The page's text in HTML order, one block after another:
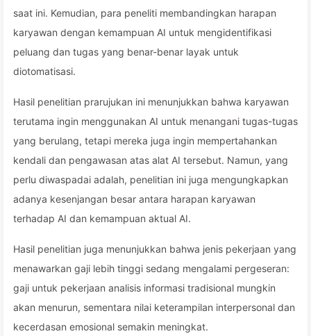
saat ini. Kemudian, para peneliti membandingkan harapan
karyawan dengan kemampuan AI untuk mengidentifikasi
peluang dan tugas yang benar-benar layak untuk
diotomatisasi.
Hasil penelitian prarujukan ini menunjukkan bahwa karyawan
terutama ingin menggunakan AI untuk menangani tugas-tugas
yang berulang, tetapi mereka juga ingin mempertahankan
kendali dan pengawasan atas alat AI tersebut. Namun, yang
perlu diwaspadai adalah, penelitian ini juga mengungkapkan
adanya kesenjangan besar antara harapan karyawan
terhadap AI dan kemampuan aktual AI.
Hasil penelitian juga menunjukkan bahwa jenis pekerjaan yang
menawarkan gaji lebih tinggi sedang mengalami pergeseran:
gaji untuk pekerjaan analisis informasi tradisional mungkin
akan menurun, sementara nilai keterampilan interpersonal dan
kecerdasan emosional semakin meningkat.